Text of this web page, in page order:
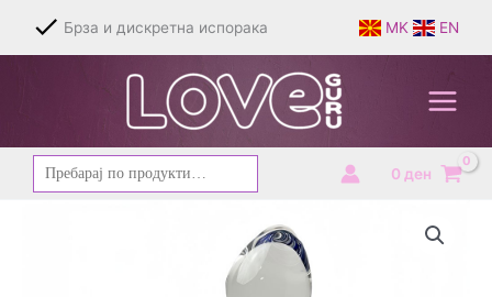
content
Брза и дискретна испорака MK EN
Барај
за:
0 ден